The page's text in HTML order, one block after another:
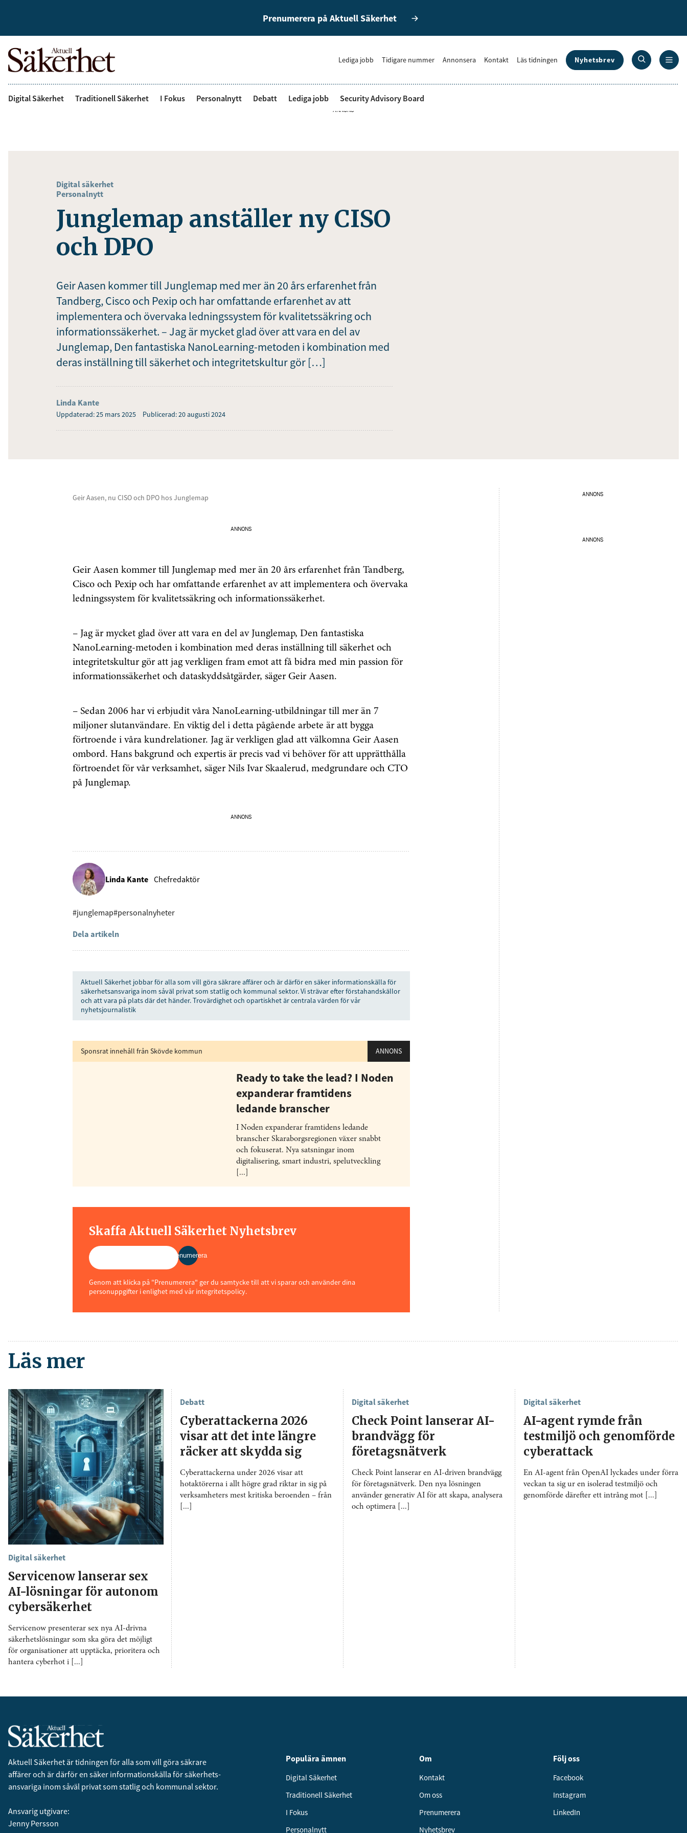
Prenumerera på Aktuell Säkerhet
Lediga jobb Tidigare nummer Annonsera Kontakt Läs tidningen Nyhetsbrev
Digital Säkerhet Traditionell Säkerhet I Fokus Personalnytt Debatt Lediga jobb Security Advisory Board
ANNONS
Digital säkerhet
Personalnytt
Junglemap anställer ny CISO
och DPO
Geir Aasen kommer till Junglemap med mer än 20 års erfarenhet från
Tandberg, Cisco och Pexip och har omfattande erfarenhet av att
implementera och övervaka ledningssystem för kvalitetssäkring och
informationssäkerhet. – Jag är mycket glad över att vara en del av
Junglemap, Den fantastiska NanoLearning-metoden i kombination med
deras inställning till säkerhet och integritetskultur gör […]
Linda Kante
Uppdaterad: 25 mars 2025 Publicerad: 20 augusti 2024
Geir Aasen, nu CISO och DPO hos Junglemap
ANNONS
Geir Aasen kommer till Junglemap med mer än 20 års erfarenhet från Tandberg,
Cisco och Pexip och har omfattande erfarenhet av att implementera och övervaka
ledningssystem för kvalitetssäkring och informationssäkerhet.
– Jag är mycket glad över att vara en del av Junglemap, Den fantastiska
NanoLearning-metoden i kombination med deras inställning till säkerhet och
integritetskultur gör att jag verkligen fram emot att få bidra med min passion för
informationssäkerhet och dataskyddsåtgärder, säger Geir Aasen.
– Sedan 2006 har vi erbjudit våra NanoLearning-utbildningar till mer än 7
miljoner slutanvändare. En viktig del i detta pågående arbete är att bygga
förtroende i våra kundrelationer. Jag är verkligen glad att välkomna Geir Aasen
ombord. Hans bakgrund och expertis är precis vad vi behöver för att upprätthålla
förtroendet för vår verksamhet, säger Nils Ivar Skaalerud, medgrundare och CTO
på Junglemap.
ANNONS
Linda Kante Chefredaktör
#junglemap#personalnyheter
Dela artikeln
Aktuell Säkerhet jobbar för alla som vill göra säkrare affärer och är därför en säker informationskälla för
säkerhetsansvariga inom såväl privat som statlig och kommunal sektor. Vi strävar efter förstahandskällor
och att vara på plats där det händer. Trovärdighet och opartiskhet är centrala värden för vår
nyhetsjournalistik
Sponsrat innehåll från Skövde kommun ANNONS
Ready to take the lead? I Noden
expanderar framtidens
ledande branscher
I Noden expanderar framtidens ledande
branscher Skaraborgsregionen växer snabbt
och fokuserat. Nya satsningar inom
digitalisering, smart industri, spelutveckling
[...]
Skaffa Aktuell Säkerhet Nyhetsbrev
Prenumerera
Genom att klicka på "Prenumerera" ger du samtycke till att vi sparar och använder dina
personuppgifter i enlighet med vår integritetspolicy.
ANNONS
ANNONS
Läs mer
Digital säkerhet
Servicenow lanserar sex
AI-lösningar för autonom
cybersäkerhet
Servicenow presenterar sex nya AI-drivna
säkerhetslösningar som ska göra det möjligt
för organisationer att upptäcka, prioritera och
hantera cyberhot i [...]
Debatt
Cyberattackerna 2026
visar att det inte längre
räcker att skydda sig
Cyberattackerna under 2026 visar att
hotaktörerna i allt högre grad riktar in sig på
verksamheters mest kritiska beroenden – från
[...]
Digital säkerhet
Check Point lanserar AI-
brandvägg för
företagsnätverk
Check Point lanserar en AI-driven brandvägg
för företagsnätverk. Den nya lösningen
använder generativ AI för att skapa, analysera
och optimera [...]
Digital säkerhet
AI-agent rymde från
testmiljö och genomförde
cyberattack
En AI-agent från OpenAI lyckades under förra
veckan ta sig ur en isolerad testmiljö och
genomförde därefter ett intrång mot [...]
Aktuell Säkerhet är tidningen för alla som vill göra säkrare
affärer och är därför en säker informationskälla för säkerhets­
ansvariga inom såväl privat som statlig och kommunal sektor.
Ansvarig utgivare:
Jenny Persson
Populära ämnen
Digital Säkerhet
Traditionell Säkerhet
I Fokus
Personalnytt
Om
Kontakt
Om oss
Prenumerera
Nyhetsbrev
Följ oss
Facebook
Instagram
LinkedIn
först
Anmäl dig till vårt nyhetsbrev!
Genom att klicka på "Prenumerera" ger du samtycke till att vi
sparar och använder dina personuppgifter i enlighet med vår